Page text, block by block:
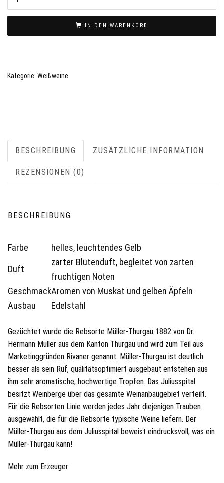
Juliusspital
Müller-
Menge
IN DEN WARENKORB
Kategorie: Weißweine
BESCHREIBUNG ZUSÄTZLICHE INFORMATION
REZENSIONEN (0)
BESCHREIBUNG
Farbe
helles, leuchtendes Gelb
Duft
zarter Blütenduft, begleitet von zarten
fruchtigen Noten
GeschmackAromen von Muskat und gelben Äpfeln
Ausbau
Edelstahl
Gezüchtet wurde die Rebsorte Müller-Thurgau 1882 von Dr.
Hermann Müller aus dem Kanton Thurgau und wird zum Teil aus
Marketinggründen Rivaner genannt. Müller-Thurgau ist deutlich
besser als sein Ruf, qualitätsoptimiert ausgebaut entstehen aus
ihm sehr aromatische, hochwertige Tropfen. Das Juliusspital
besitzt Weinberge über das gesamte Weinanbaugebiet verteilt.
Für die Rebsorten Linie werden jedes Jahr diejenigen Trauben
ausgewählt, die für die Rebsorte typische Weine liefern. Der
Müller-Thurgau aus dem Juliusspital beweist eindrucksvoll, was ein
Müller-Thurgau kann!
Mehr zum Erzeuger